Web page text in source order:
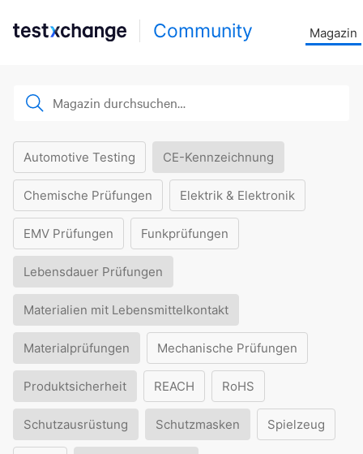
Community Magazin
Automotive Testing CE-Kennzeichnung
Chemische Prüfungen Elektrik & Elektronik
EMV Prüfungen Funkprüfungen
Lebensdauer Prüfungen
Materialien mit Lebensmittelkontakt
Materialprüfungen Mechanische Prüfungen
Produktsicherheit REACH RoHS
Schutzausrüstung Schutzmasken Spielzeug